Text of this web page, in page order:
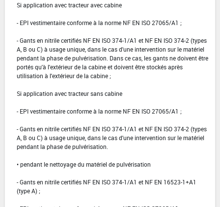
Si application avec tracteur avec cabine
- EPI vestimentaire conforme à la norme NF EN ISO 27065/A1 ;
- Gants en nitrile certifiés NF EN ISO 374-1/A1 et NF EN ISO 374-2 (types
A, B ou C) à usage unique, dans le cas d'une intervention sur le matériel
pendant la phase de pulvérisation. Dans ce cas, les gants ne doivent être
portés qu'à l'extérieur de la cabine et doivent être stockés après
utilisation à l'extérieur de la cabine ;
Si application avec tracteur sans cabine
- EPI vestimentaire conforme à la norme NF EN ISO 27065/A1 ;
- Gants en nitrile certifiés NF EN ISO 374-1/A1 et NF EN ISO 374-2 (types
A, B ou C) à usage unique, dans le cas d'une intervention sur le matériel
pendant la phase de pulvérisation.
• pendant le nettoyage du matériel de pulvérisation
- Gants en nitrile certifiés NF EN ISO 374-1/A1 et NF EN 16523-1+A1
(type A) ;